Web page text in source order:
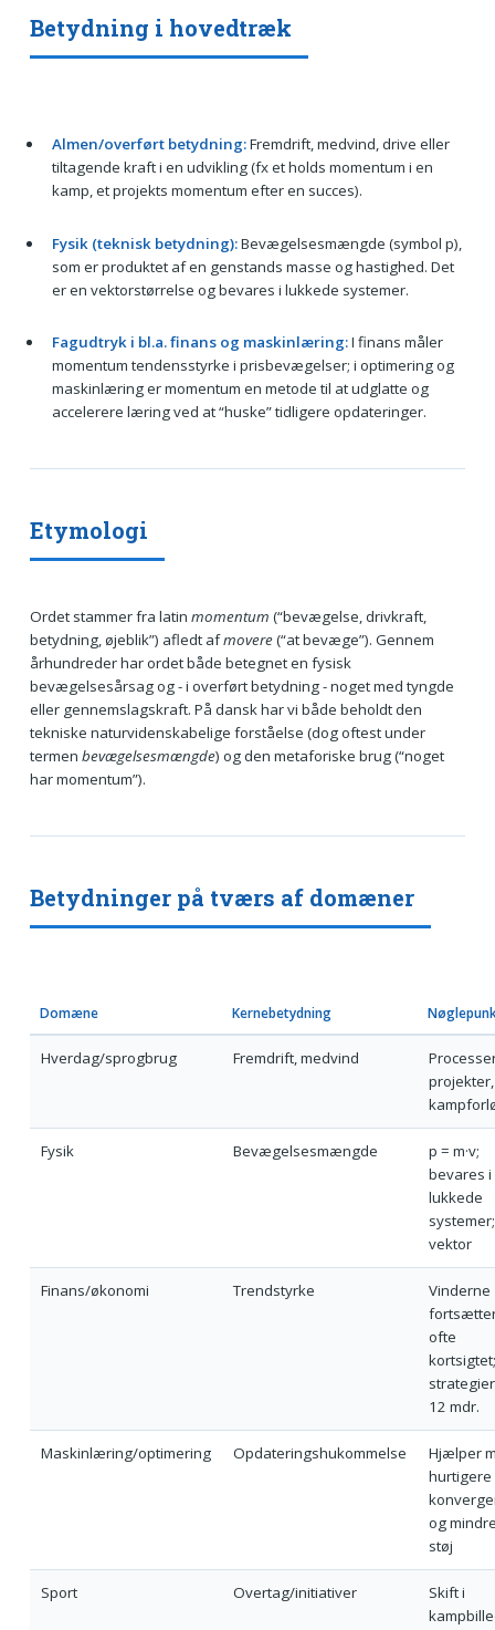
Betydning i hovedtræk
Almen/overført betydning:Fremdrift, medvind, drive eller
tiltagende kraft i en udvikling (fx et holds momentum i en
kamp, et projekts momentum efter en succes).
Fysik (teknisk betydning):Bevægelsesmængde (symbol p),
som er produktet af en genstands masse og hastighed. Det
er en vektorstørrelse og bevares i lukkede systemer.
Fagudtryk i bl.a. finans og maskinlæring:I finans måler
momentum tendensstyrke i prisbevægelser; i optimering og
maskinlæring er momentum en metode til at udglatte og
accelerere læring ved at “huske” tidligere opdateringer.
Etymologi
Ordet stammer fra latin momentum (“bevægelse, drivkraft,
betydning, øjeblik”) afledt afmovere(“at bevæge”). Gennem
århundreder har ordet både betegnet en fysisk
bevægelsesårsag og - i overført betydning - noget med tyngde
eller gennemslagskraft. På dansk har vi både beholdt den
tekniske naturvidenskabelige forståelse (dog oftest under
termen bevægelsesmængde) og den metaforiske brug (“noget
har momentum”).
Betydninger på tværs af domæner
Domæne Kernebetydning
Hverdag/sprogbrug Fremdrift, medvind
projekter,
Fysik Bevægelsesmængde
p = m·v;
bevares i
lukkede
systemer;
vektor
Finans/økonomi Trendstyrke
Vinderne
ofte
kortsigtet;
12 mdr.
Maskinlæring/optimering Opdateringshukommelse
Hjælper
hurtigere
og
støj
Sport Overtag/initiativer
Skift i